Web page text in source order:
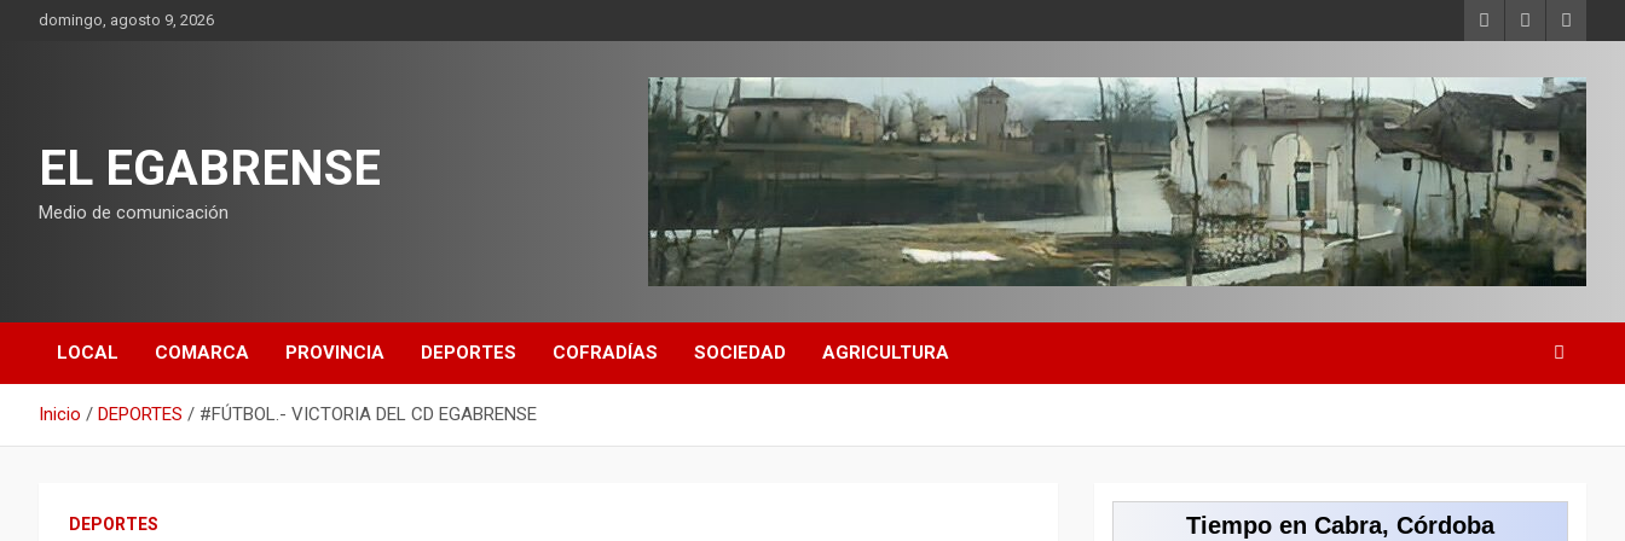
domingo, agosto 9, 2026
EL EGABRENSE
Medio de comunicación
LOCAL COMARCA PROVINCIA DEPORTES COFRADÍAS SOCIEDAD AGRICULTURA
Inicio DEPORTES #FÚTBOL.- VICTORIA DEL CD EGABRENSE
DEPORTES Tiempo en Cabra, Córdoba